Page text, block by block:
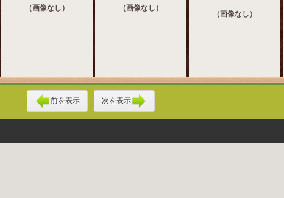
（画像なし） （画像なし）
（画像なし）
前を表示 次を表示